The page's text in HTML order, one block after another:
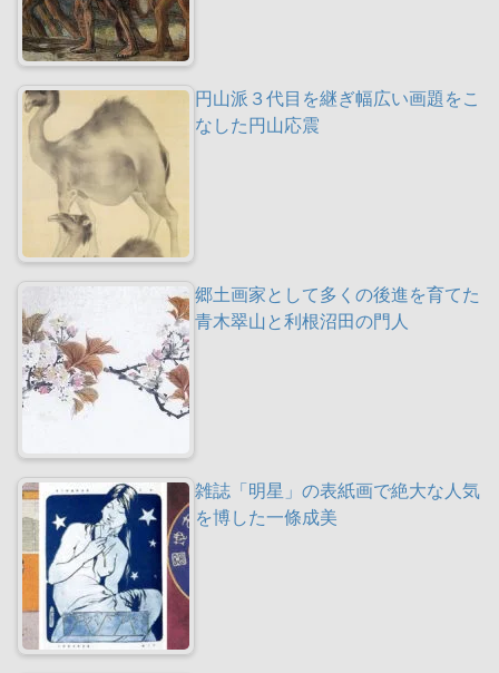
円山派３代目を継ぎ幅広い画題をこ
なした円山応震
郷土画家として多くの後進を育てた
青木翠山と利根沼田の門人
雑誌「明星」の表紙画で絶大な人気
を博した一條成美